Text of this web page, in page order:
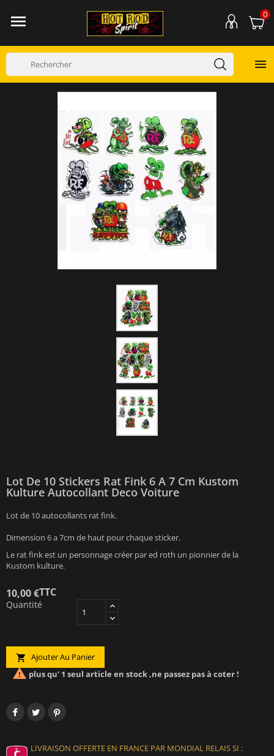
 0

Lot De 10 Stickers Rat Fink 6 A 7 Cm Kustom
Kulture Autocollant Deco Voiture
Lot de 10 autocollants rat fink.
Dimension 6 a 7cm de haut pour chaque sticker.
Le rat fink est un personnage créer par ed roth un pionnier de la
Kustom kulture.
10,00 €TTC
Quantité
 Ajouter Au Panier
 plus qu' 1 seul article en stock ,ne passez pas à coter !
LIVRAISON OFFERTE EN FRANCE PAR MONDIAL RELAIS SI :